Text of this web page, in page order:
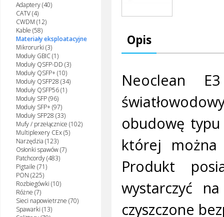
Adaptery (40)
CATV (4)
CWDM (12)
Kable (58)
Materiały eksploatacyjne
Mikrorurki (3)
Moduły GBIC (1)
Moduły QSFP-DD (3)
Moduły QSFP+ (10)
Moduły QSFP28 (34)
Moduły QSFP56 (1)
Moduły SFP (96)
Moduły SFP+ (97)
Moduły SFP28 (33)
Mufy / przełącznice (102)
Multiplexery CEx (5)
Narzędzia (123)
Osłonki spawów (7)
Patchcordy (483)
Pigtaile (71)
PON (225)
Rozbiegówki (10)
Różne (7)
Sieci napowietrzne (70)
Spawarki (13)
Opis
Neoclean
obudowę typu
której
Produkt
wystarczyć
czyszczone